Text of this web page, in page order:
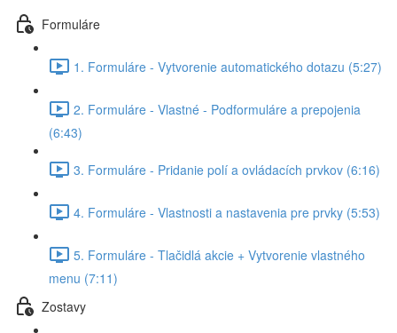
Formuláre
1. Formuláre - Vytvorenie automatického dotazu (5:27)
2. Formuláre - Vlastné - Podformuláre a prepojenia
(6:43)
3. Formuláre - Pridanie polí a ovládacích prvkov (6:16)
4. Formuláre - Vlastnosti a nastavenia pre prvky (5:53)
5. Formuláre - Tlačidlá akcie + Vytvorenie vlastného
menu (7:11)
Zostavy